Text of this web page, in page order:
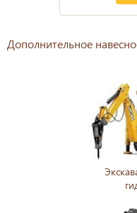
Дополнительное